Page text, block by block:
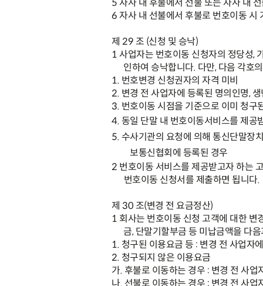
5자사 내 후불에서 선불 또는 자사 내
6자사 내 선불에서 후불로 번호이동 시
제 29조 (신청 및 승낙)
1 사업자는 번호이동 신청자의 정당성,
인하여 승낙합니다. 다만,다음 각호
1. 번호변경 신청권자의 자격 미비
2. 변경 전 사업자에 등록된 명의인명,
3. 번호이동 시점을 기준으로 이미 청구
4.동일 단말 내 번호이동서비스를 제공
5.수사기관의 요청에 의해 통신단말장
보통신협회에 등록된 경우
2 번호이동 서비스를 제공받고자 하는
번호이동 신청서를 제출하면 됩니다.
제 30조(변경 전 요금정산)
1 회사는 번호이동 신청 고객에 대한 변
금,단말기할부금 등 미납금액을 다
1. 청구된 이용요금 등 : 변경 전 사업자
2. 청구되지 않은 이용요금
가.후불로 이동하는 경우 : 변경 전 사업
나. 선불로 이동하는 경우 : 변경 전 사업